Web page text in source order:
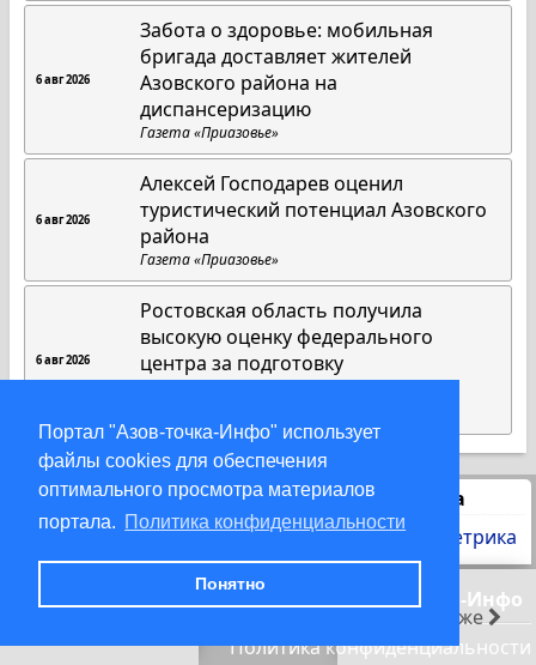
Портал "Азов-точка-Инфо" использует
файлы cookies для обеспечения
оптимального просмотра материалов
портала. Политика конфиденциальности
Понятно
позже
6 авг 2026
Забота о здоровье: мобильная
бригада доставляет жителей
Азовского района на
диспансеризацию
Газета «Приазовье»
6 авг 2026
Алексей Господарев оценил
туристический потенциал Азовского
района
Газета «Приазовье»
6 авг 2026
Ростовская область получила
высокую оценку федерального
центра за подготовку
Статистика
© 2000-2026 Азов-точка-Инфо
Политика конфиденциальности